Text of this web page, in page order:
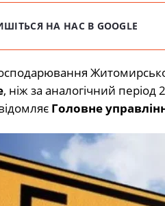
НА НАС В GOOGLE
, ніж за аналогічний період
Головне